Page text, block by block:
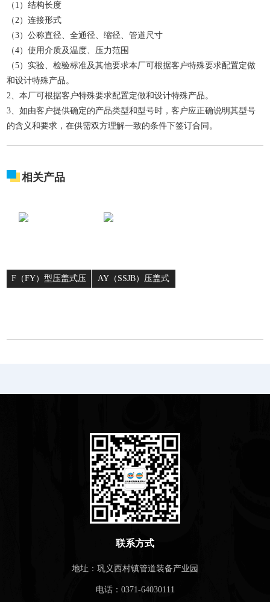
（1）结构长度
（2）连接形式
（3）公称直径、全通径、缩径、管道尺寸
（4）使用介质及温度、压力范围
（5）实验、检验标准及其他要求本厂可根据客户特殊要求配置定做
和设计特殊产品。
2、本厂可根据客户特殊要求配置定做和设计特殊产品。
3、如由客户提供确定的产品类型和型号时，客户应正确说明其型号
的含义和要求，在供需双方理解一致的条件下签订合同。
相关产品
F（FY）型压盖式压
AY（SSJB）压盖式
联系方式
地址：巩义西村镇管道装备产业园
电话：0371-64030111